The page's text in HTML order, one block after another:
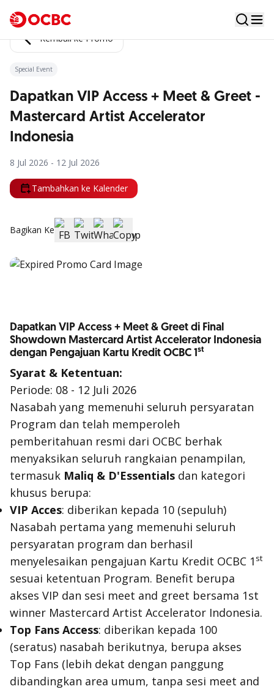
Kembali ke Promo
Special Event
Dapatkan VIP Access + Meet & Greet -
Mastercard Artist Accelerator
Indonesia
8 Jul 2026 - 12 Jul 2026
Tambahkan ke Kalender
Bagikan Ke
Dapatkan VIP Access + Meet & Greet di Final
Showdown Mastercard Artist Accelerator Indonesia
dengan Pengajuan Kartu Kredit OCBC 1st
Syarat & Ketentuan:
Periode: 08 - 12 Juli 2026
Nasabah yang memenuhi seluruh persyaratan
Program dan telah memperoleh
pemberitahuan resmi dari OCBC berhak
menyaksikan seluruh rangkaian penampilan,
termasuk Maliq & D'Essentials dan kategori
khusus berupa:
VIP Acces: diberikan kepada 10 (sepuluh)
Nasabah pertama yang memenuhi seluruh
persyaratan program dan berhasil
menyelesaikan pengajuan Kartu Kredit OCBC 1 st
sesuai ketentuan Program. Benefit berupa
akses VIP dan sesi meet and greet bersama 1st
winner Mastercard Artist Accelerator Indonesia.
Top Fans Access: diberikan kepada 100
(seratus) nasabah berikutnya, berupa akses
Top Fans (lebih dekat dengan panggung
dibandingkan area umum, tanpa sesi meet and